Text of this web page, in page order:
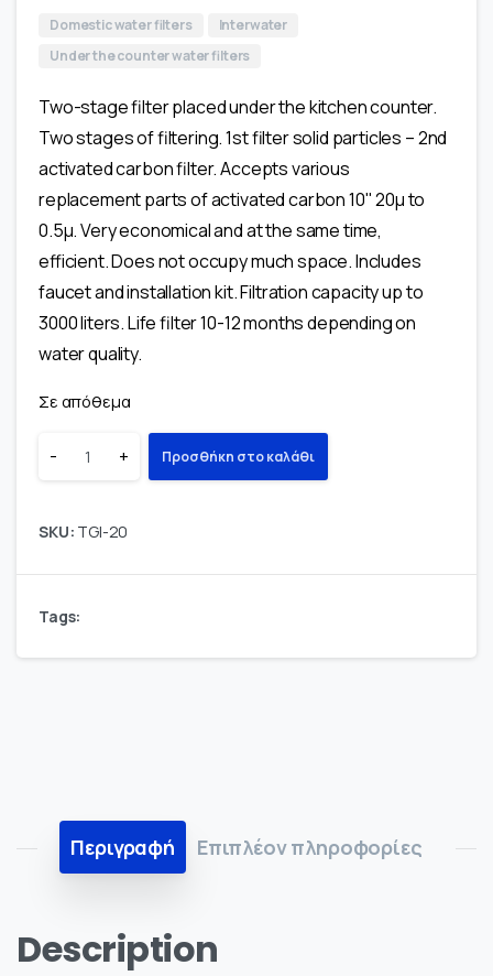
Domestic water filters
Interwater
Under the counter water filters
Two-stage filter placed under the kitchen counter.
Two stages of filtering. 1st filter solid particles – 2nd
activated carbon filter. Accepts various
replacement parts of activated carbon 10" 20μ to
0.5μ. Very economical and at the same time,
efficient. Does not occupy much space. Includes
faucet and installation kit. Filtration capacity up to
3000 liters. Life filter 10-12 months depending on
water quality.
Σε απόθεμα
- + Προσθήκη στο καλάθι
SKU: TGI-20
Tags:
Περιγραφή Επιπλέον πληροφορίες
Description